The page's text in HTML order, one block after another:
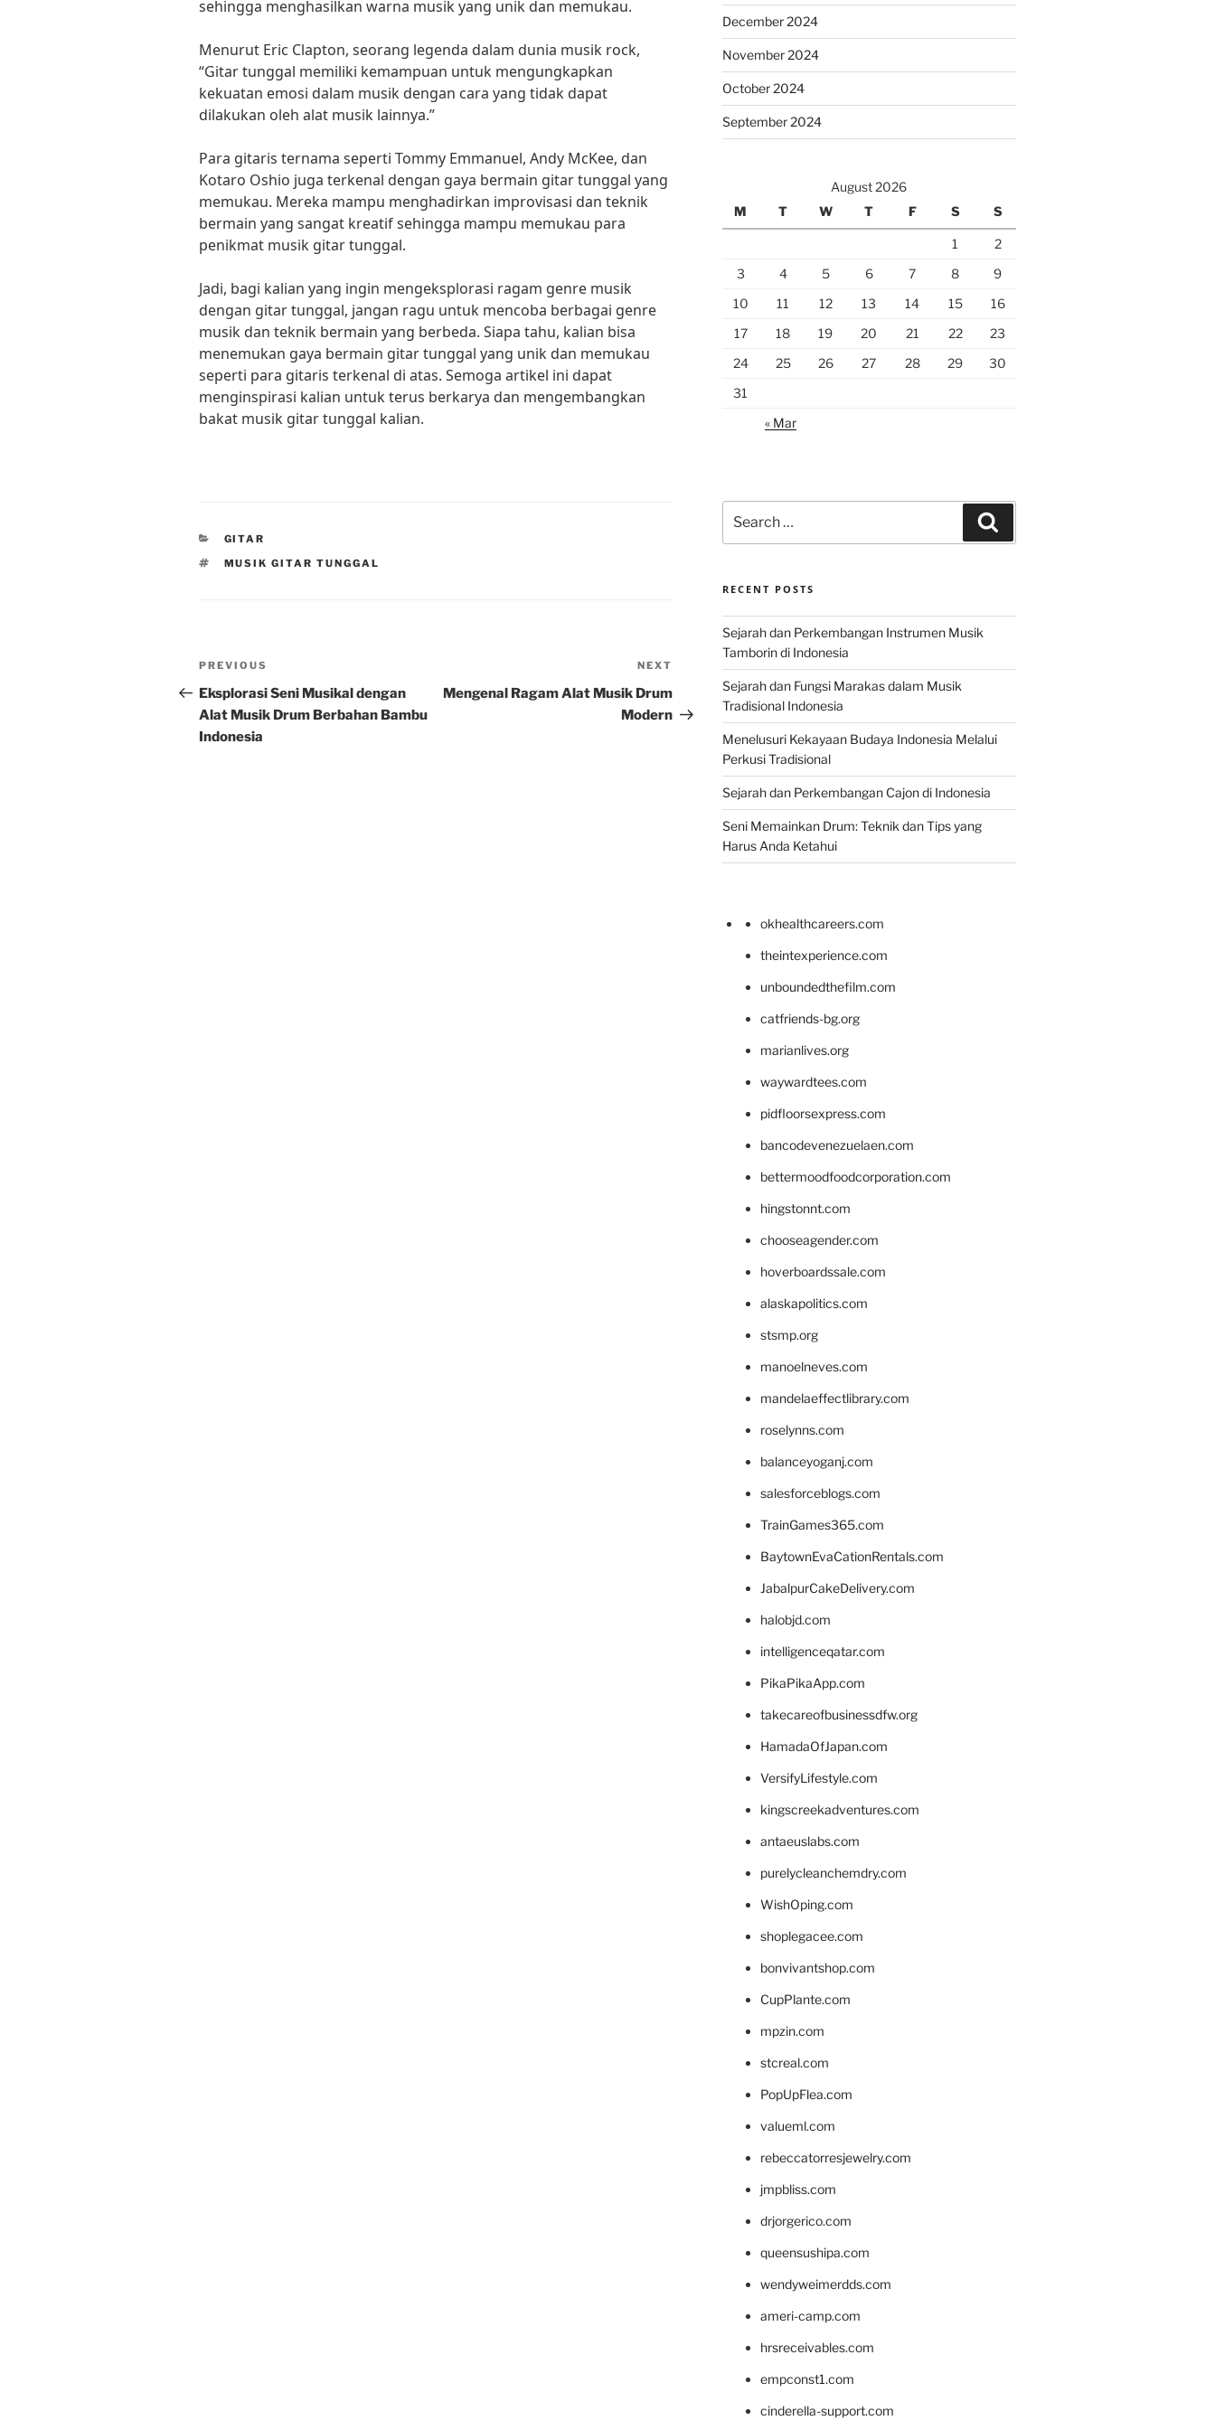
sehingga menghasilkan warna musik yang unik dan memukau.
Menurut Eric Clapton, seorang legenda dalam dunia musik rock,
“Gitar tunggal memiliki kemampuan untuk mengungkapkan
kekuatan emosi dalam musik dengan cara yang tidak dapat
dilakukan oleh alat musik lainnya.”
Para gitaris ternama seperti Tommy Emmanuel, Andy McKee, dan
Kotaro Oshio juga terkenal dengan gaya bermain gitar tunggal yang
memukau. Mereka mampu menghadirkan improvisasi dan teknik
bermain yang sangat kreatif sehingga mampu memukau para
penikmat musik gitar tunggal.
Jadi, bagi kalian yang ingin mengeksplorasi ragam genre musik
dengan gitar tunggal, jangan ragu untuk mencoba berbagai genre
musik dan teknik bermain yang berbeda. Siapa tahu, kalian bisa
menemukan gaya bermain gitar tunggal yang unik dan memukau
seperti para gitaris terkenal di atas. Semoga artikel ini dapat
menginspirasi kalian untuk terus berkarya dan mengembangkan
bakat musik gitar tunggal kalian.
CATEGORIES
GITAR
TAGS
MUSIK GITAR TUNGGAL
Post
navigation
Previous
Post
PREVIOUS
Eksplorasi Seni Musikal dengan
Alat Musik Drum Berbahan Bambu
Indonesia
Post
NEXT
Mengenal Ragam Alat Musik Drum
Modern
December 2024
November 2024
October 2024
September 2024
August 2026
M
T W T F S S
1
2
3
4 5 6 7 8
9
10
11 12 13 14 15
16
17
18 19 20 21 22
23
24
25 26 27 28 29
30
31
« Mar
for:
RECENT POSTS
Sejarah dan Perkembangan Instrumen Musik
Tamborin di Indonesia
Sejarah dan Fungsi Marakas dalam Musik
Tradisional Indonesia
Menelusuri Kekayaan Budaya Indonesia Melalui
Perkusi Tradisional
Sejarah dan Perkembangan Cajon di Indonesia
Seni Memainkan Drum: Teknik dan Tips yang
Harus Anda Ketahui
okhealthcareers.com
theintexperience.com
unboundedthefilm.com
catfriends-bg.org
marianlives.org
waywardtees.com
pidfloorsexpress.com
bancodevenezuelaen.com
bettermoodfoodcorporation.com
hingstonnt.com
chooseagender.com
hoverboardssale.com
alaskapolitics.com
stsmp.org
manoelneves.com
mandelaeffectlibrary.com
roselynns.com
balanceyoganj.com
salesforceblogs.com
TrainGames365.com
BaytownEvaCationRentals.com
JabalpurCakeDelivery.com
halobjd.com
intelligenceqatar.com
PikaPikaApp.com
takecareofbusinessdfw.org
HamadaOfJapan.com
VersifyLifestyle.com
kingscreekadventures.com
antaeuslabs.com
purelycleanchemdry.com
WishOping.com
shoplegacee.com
bonvivantshop.com
CupPlante.com
mpzin.com
stcreal.com
PopUpFlea.com
valueml.com
rebeccatorresjewelry.com
jmpbliss.com
drjorgerico.com
queensushipa.com
wendyweimerdds.com
ameri-camp.com
hrsreceivables.com
empconst1.com
cinderella-support.com